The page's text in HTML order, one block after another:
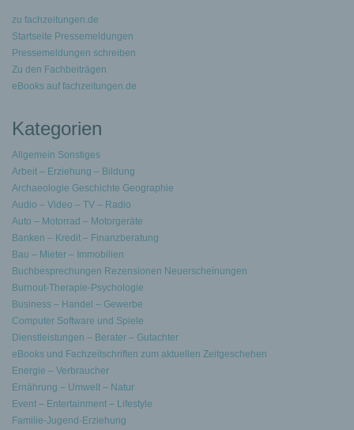
zu fachzeitungen.de
Startseite Pressemeldungen
Pressemeldungen schreiben
Zu den Fachbeiträgen
eBooks auf fachzeitungen.de
Kategorien
Allgemein Sonstiges
Arbeit – Erziehung – Bildung
Archaeologie Geschichte Geographie
Audio – Video – TV – Radio
Auto – Motorrad – Motorgeräte
Banken – Kredit – Finanzberatung
Bau – Mieter – Immobilien
Buchbesprechungen Rezensionen Neuerscheinungen
Burnout-Therapie-Psychologie
Business – Handel – Gewerbe
Computer Software und Spiele
Dienstleistungen – Berater – Gutachter
eBooks und Fachzeitschriften zum aktuellen Zeitgeschehen
Energie – Verbraucher
Ernährung – Umwelt – Natur
Event – Entertainment – Lifestyle
Familie-Jugend-Erziehung